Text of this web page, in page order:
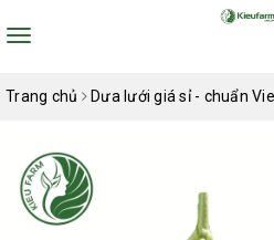
Toggle
Trang chủ Dưa lưới giá sỉ - chuẩn